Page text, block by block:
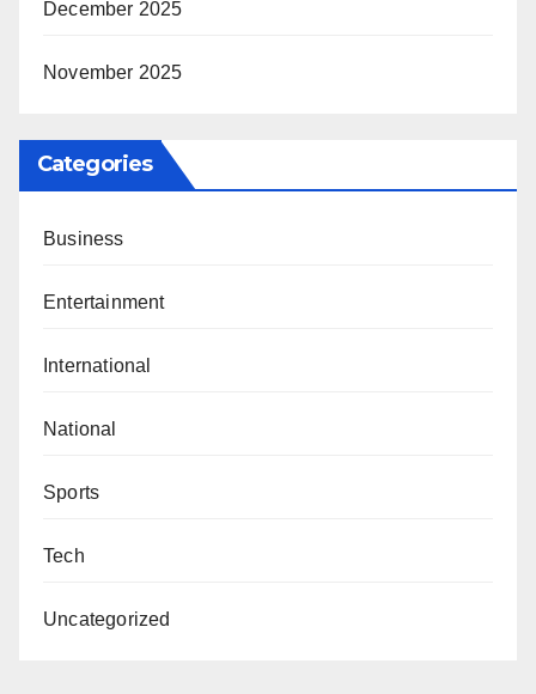
December 2025
November 2025
Categories
Business
Entertainment
International
National
Sports
Tech
Uncategorized